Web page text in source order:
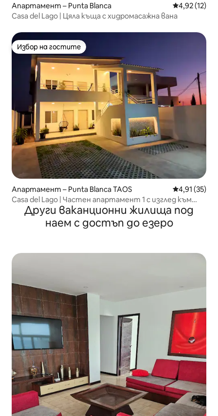
Апартамент – Punta Blanca Средна
4,92 (12)
Casa del Lago | Цяла къща с хидромасажна вана
Избор на гостите
Избор на гостите
Апартамент – Punta Blanca TAOS Средна
4,91 (35)
Casa del Lago | Частен апартамент 1 с изглед към
езерото TAOS
Други ваканционни жилища под
наем с достъп до езеро